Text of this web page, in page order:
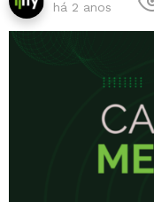
há 2 anos